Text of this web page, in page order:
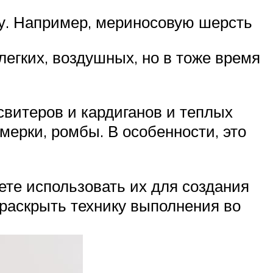
Например, мериносовую шерсть
воздушных, но в тоже время
и кардиганов и теплых
ромбы. В особенности, это
использовать их для создания
технику выполнения во